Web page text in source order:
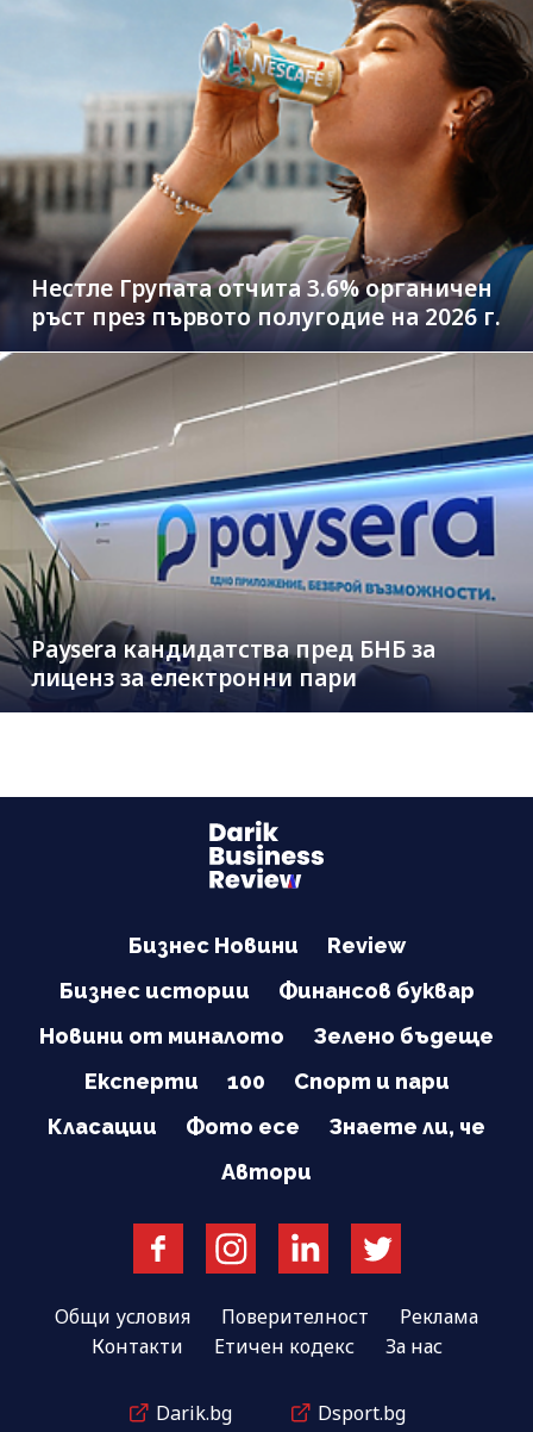
Нестле Групата отчита 3.6% органичен
ръст през първото полугодие на 2026 г.
Paysera кандидатства пред БНБ за
лиценз за електронни пари
Бизнес Новини
Review
Бизнес истории
Финансов буквар
Новини от миналото
Зелено бъдеще
Експерти
100
Спорт и пари
Класации
Фото есе
Знаете ли, че
Автори
Общи условия Поверителност
Реклама
Контакти
Етичен кодекс За нас
Darik.bg Dsport.bg